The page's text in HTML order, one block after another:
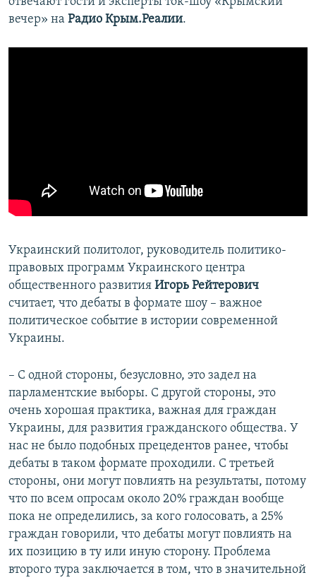
вечер» на Радио Крым.Реалии.
Украинский политолог, руководитель политико-
правовых программ Украинского центра
общественного развития Игорь Рейтерович
считает, что дебаты в формате шоу – важное
политическое событие в истории современной
Украины.
– С одной стороны, безусловно, это задел на
парламентские выборы. С другой стороны, это
очень хорошая практика, важная для граждан
Украины, для развития гражданского общества. У
нас не было подобных прецедентов ранее, чтобы
дебаты в таком формате проходили. С третьей
стороны, они могут повлиять на результаты, потому
что по всем опросам около 20% граждан вообще
пока не определились, за кого голосовать, а 25%
граждан говорили, что дебаты могут повлиять на
их позицию в ту или иную сторону. Проблема
второго тура заключается в том, что в значительной